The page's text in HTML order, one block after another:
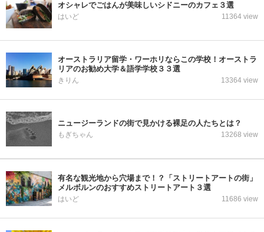
オシャレでごはんが美味しいシドニーのカフェ３選
はいど 11364 view
オーストラリア留学・ワーホリならこの学校！オーストラ
リアのお勧め大学＆語学学校３３選
きりん 13364 view
ニュージーランドの街で見かける裸足の人たちとは？
もぎちゃん 13268 view
有名な観光地から穴場まで！？「ストリートアートの街」
メルボルンのおすすめストリートアート３選
はいど 11686 view